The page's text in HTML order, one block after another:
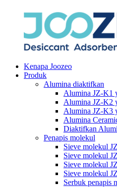
Kenapa Joozeo
Produk
Alumina diaktifkan
Alumina JZ-K1
Alumina JZ-K2
Alumina JZ-K3
Alumina
Diaktifkan
Penapis molekul
Sieve molekul
Sieve molekul
Sieve molekul
Sieve molekul
Serbuk penapis